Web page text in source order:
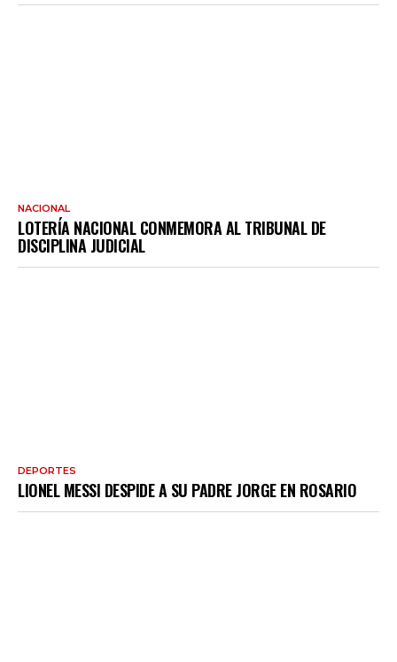
NACIONAL
LOTERÍA NACIONAL CONMEMORA AL TRIBUNAL DE
DISCIPLINA JUDICIAL
DEPORTES
LIONEL MESSI DESPIDE A SU PADRE JORGE EN ROSARIO